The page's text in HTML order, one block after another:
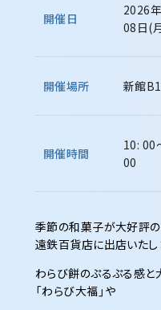
開催日
2026
08日(
開催場所 新館
開催時間
10: 00
00
季節の和菓子が大好評の
遠鉄百貨店に出店いたし
わらび餅のぷるぷる感と
「わらび大福」や